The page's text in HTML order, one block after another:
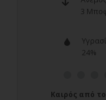
Καιρός από το